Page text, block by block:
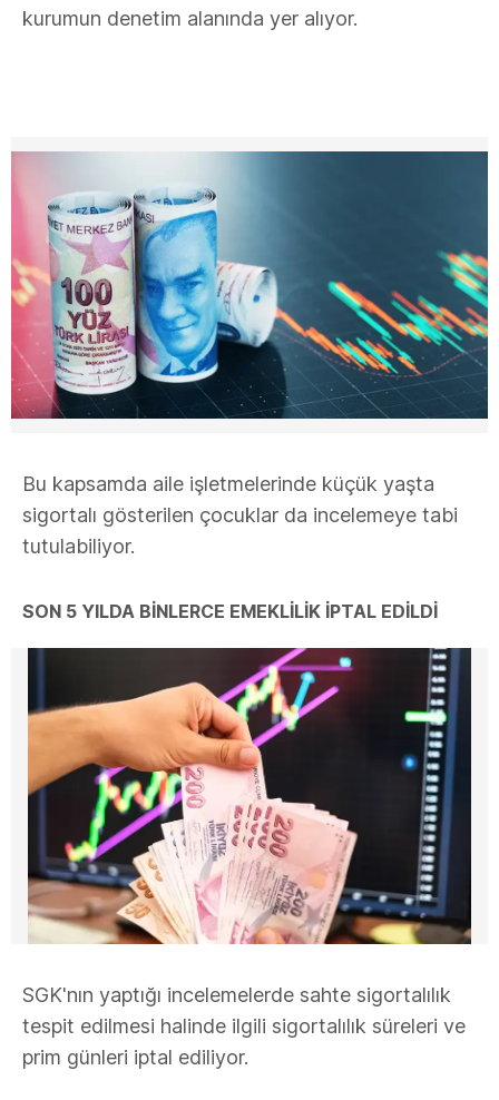
kurumun denetim alanında yer alıyor.
Bu kapsamda aile işletmelerinde küçük yaşta
sigortalı gösterilen çocuklar da incelemeye tabi
tutulabiliyor.
SON 5 YILDA BINLERCE EMEKLILIK İPTAL EDILDI
SGK'nın yaptığı incelemelerde sahte sigortalılık
tespit edilmesi halinde ilgili sigortalılık süreleri ve
prim günleri iptal ediliyor.